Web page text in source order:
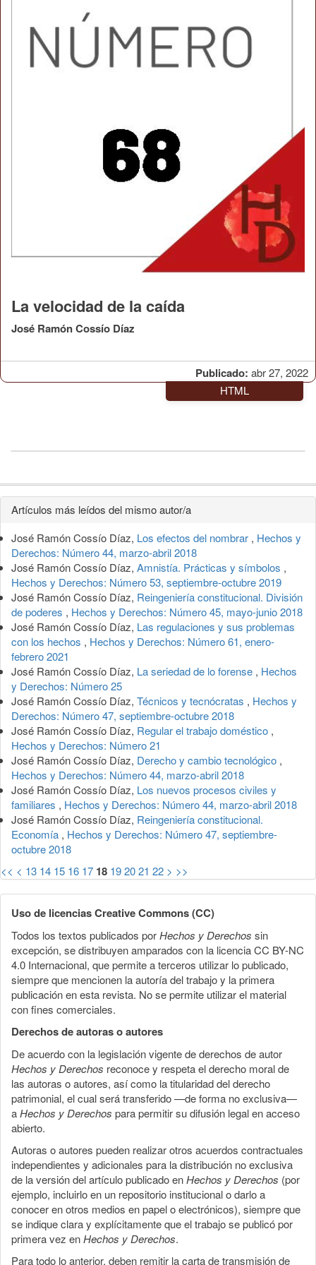
Publicado: abr 27, 2022
La velocidad de la caída
José Ramón Cossío Díaz
HTML
Detalles
del
artículo
Artículos más leídos del mismo autor/a
José Ramón Cossío Díaz, Los efectos del nombrar , Hechos y
Derechos: Número 44, marzo-abril 2018
José Ramón Cossío Díaz, Amnistía. Prácticas y símbolos ,
Hechos y Derechos: Número 53, septiembre-octubre 2019
José Ramón Cossío Díaz, Reingeniería constitucional. División
de poderes , Hechos y Derechos: Número 45, mayo-junio 2018
José Ramón Cossío Díaz, Las regulaciones y sus problemas
con los hechos , Hechos y Derechos: Número 61, enero-
febrero 2021
José Ramón Cossío Díaz, La seriedad de lo forense , Hechos
y Derechos: Número 25
José Ramón Cossío Díaz, Técnicos y tecnócratas , Hechos y
Derechos: Número 47, septiembre-octubre 2018
José Ramón Cossío Díaz, Regular el trabajo doméstico ,
Hechos y Derechos: Número 21
José Ramón Cossío Díaz, Derecho y cambio tecnológico ,
Hechos y Derechos: Número 44, marzo-abril 2018
José Ramón Cossío Díaz, Los nuevos procesos civiles y
familiares , Hechos y Derechos: Número 44, marzo-abril 2018
José Ramón Cossío Díaz, Reingeniería constitucional.
Economía , Hechos y Derechos: Número 47, septiembre-
octubre 2018
<< < 13 14 15 16 17 18 192021 22 > >>
Uso de licencias Creative Commons (CC)
Todos los textos publicados porHechos y Derechos sin
excepción, se distribuyen amparados con la licencia CC BY-NC
4.0 Internacional, que permite a terceros utilizar lo publicado,
siempre que mencionen la autoría del trabajo y la primera
publicación en esta revista. No se permite utilizar el material
con fines comerciales.
Derechos de autoras o autores
De acuerdo con la legislación vigente de derechos de autor
Hechos y Derechos reconoce y respeta el derecho moral de
las autoras o autores, así como la titularidad del derecho
patrimonial, el cual será transferido —de forma no exclusiva—
aHechos y Derechos para permitir su difusión legal en acceso
abierto.
Autoras o autores pueden realizar otros acuerdos contractuales
independientes y adicionales para la distribución no exclusiva
de la versión del artículo publicado enHechos y Derechos (por
ejemplo, incluirlo en un repositorio institucional o darlo a
conocer en otros medios en papel o electrónicos), siempre que
se indique clara y explícitamente que el trabajo se publicó por
primera vez enHechos y Derechos.
Para todo lo anterior, deben remitir la carta de transmisión de